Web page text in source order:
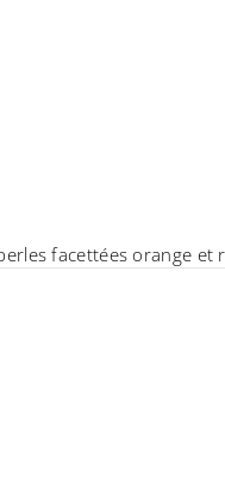
facettées orange